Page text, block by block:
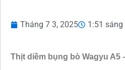
Tháng 7 3, 2025 1:51 sáng
Thịt diềm bụng bò Wagyu A5